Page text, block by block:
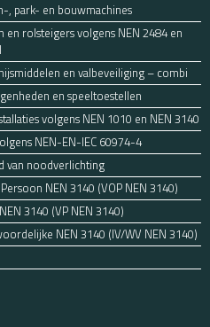
, park- en bouwmachines
en rolsteigers volgens NEN 2484 en
en valbeveiliging – combi
en speeltoestellen
volgens NEN 1010 en NEN 3140
NEN-EN-IEC 60974-4
van noodverlichting
NEN 3140 (VOP NEN 3140)
3140 (VP NEN 3140)
NEN 3140 (IV/WV NEN 3140)